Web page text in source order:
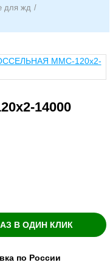
для жд /
14000
В ОДИН КЛИК
по России